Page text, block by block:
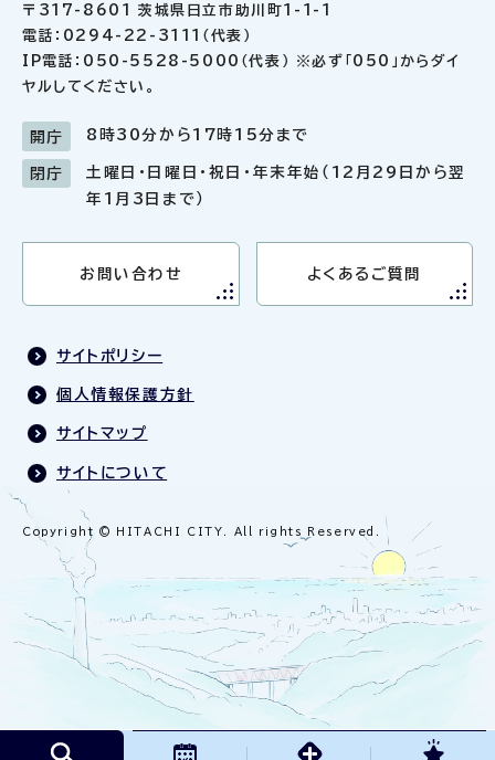
〒317-8601 茨城県日立市助川町1-1-1
電話：0294-22-3111（代表）
IP電話：050-5528-5000（代表） ※必ず「050」からダイ
ヤルしてください。
開庁 8時30分から17時15分まで
閉庁
土曜日・日曜日・祝日・年末年始（12月29日から翌
年1月3日まで）
お問い合わせ よくあるご質問
サイトポリシー
個人情報保護方針
サイトマップ
サイトについて
Copyright © HITACHI CITY. All rights Reserved.